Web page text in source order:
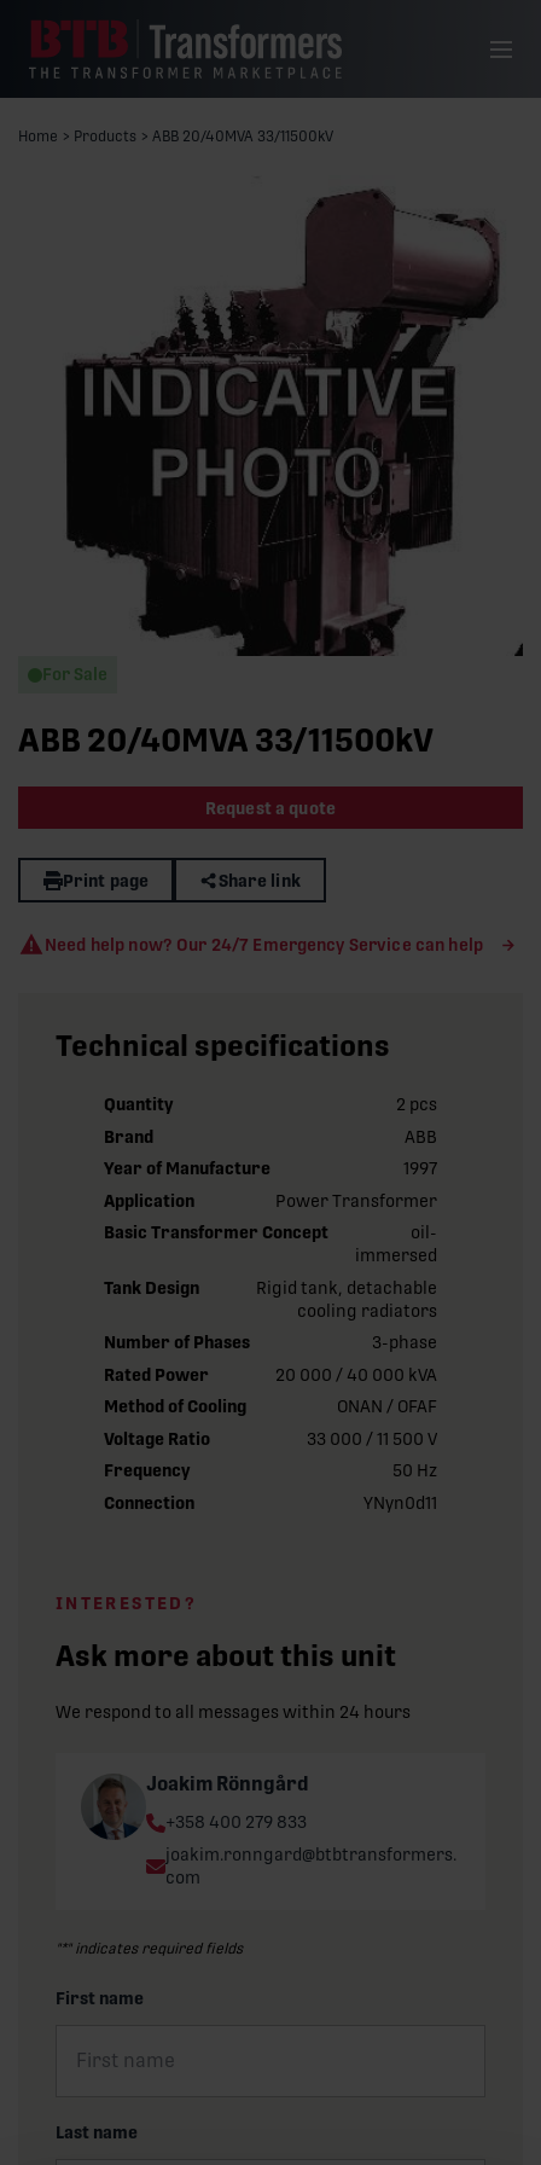
Menu
Home > Products > ABB 20/40MVA 33/11500kV
For Sale
ABB 20/40MVA 33/11500kV
Request a quote
Print page Share link
Need help now? Our 24/7 Emergency Service can help
Technical specifications
Quantity
2 pcs
Brand
ABB
Year of Manufacture
1997
Application
Power Transformer
Basic Transformer Concept
oil-
immersed
Tank Design
Rigid tank, detachable
cooling radiators
Number of Phases
3-phase
Rated Power
20 000 / 40 000 kVA
Method of Cooling
ONAN / OFAF
Voltage Ratio
33 000 / 11 500 V
Frequency
50 Hz
Connection
YNyn0d11
INTERESTED?
Ask more about this unit
We respond to all messages within 24 hours
Joakim Rönngård
Phone:
+358 400 279 833
Email:
joakim.ronngard@btbtransformers.
com
"*" indicates required fields
First name
Last name